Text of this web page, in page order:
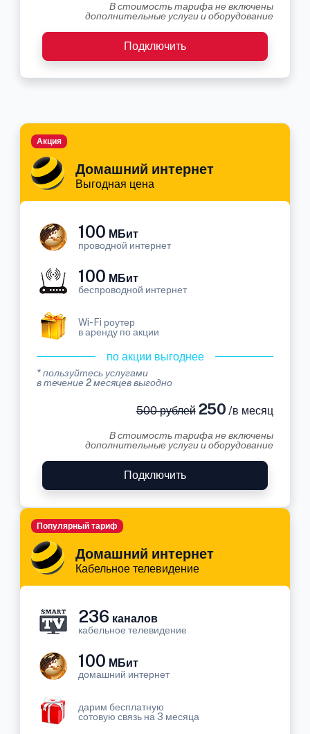
В стоимость тарифа не включены
дополнительные услуги и оборудование
Подключить
Домашний интернет
Выгодная цена
Акция
100 МБит
проводной интернет
100 МБит
беспроводной интернет
Wi-Fi роутер
в аренду по акции
по акции выгоднее
* пользуйтесь услугами
в течение 2 месяцев выгодно
500 рублей250 /в месяц
В стоимость тарифа не включены
дополнительные услуги и оборудование
Подключить
Домашний интернет
Кабельное телевидение
Популярный тариф
236 каналов
кабельное телевидение
100 МБит
домашний интернет
дарим бесплатную
сотовую связь на 3 месяца